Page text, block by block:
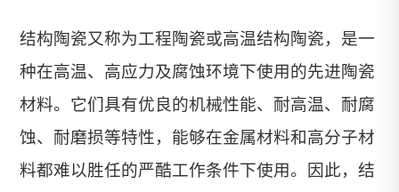
结构陶瓷又称为工程陶瓷或高温结构陶瓷，是一
种在高温、高应力及腐蚀环境下使用的先进陶瓷
材料。它们具有优良的机械性能、耐高温、耐腐
蚀、耐磨损等特性，能够在金属材料和高分子材
料都难以胜任的严酷工作条件下使用。因此，结